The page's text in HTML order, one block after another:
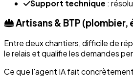
Support technique :
Artisans & BTP
Entre deux chantiers, difficile de
le relais et qualifie les demandes
Ce que l'agent IA fait